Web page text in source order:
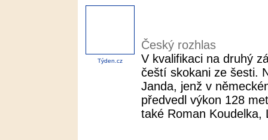
Týden.cz
Český rozhlas
V kvalifikaci na druhý
čeští skokani ze šesti.
Janda, jenž v
předvedl výkon 128
také Roman Koudelka,